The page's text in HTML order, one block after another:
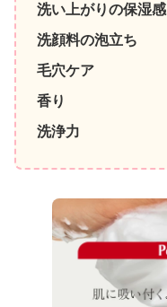
洗い上がりの保湿感
洗顔料の泡立ち
毛穴ケア
香り
洗浄力